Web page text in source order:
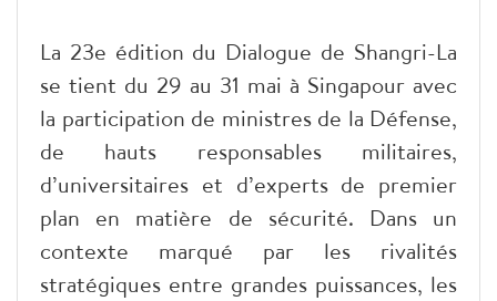
La 23e édition du Dialogue de Shangri-La
se tient du 29 au 31 mai à Singapour avec
la participation de ministres de la Défense,
de hauts responsables militaires,
d’universitaires et d’experts de premier
plan en matière de sécurité. Dans un
contexte marqué par les rivalités
stratégiques entre grandes puissances, les